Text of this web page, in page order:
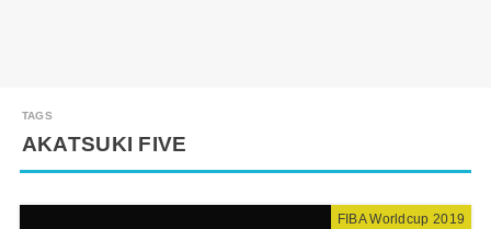
AKATSUKI FIVE
FIBA Worldcup 2019